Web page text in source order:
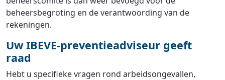
beheersbegroting en de verantwoording van de
rekeningen.
Uw IBEVE-preventieadviseur geeft
raad
Hebt u specifieke vragen rond arbeidsongevallen,